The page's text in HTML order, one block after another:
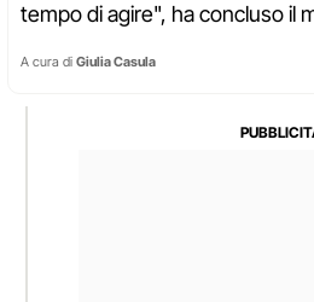
tempo di agire", ha concluso il
A cura di Giulia Casula